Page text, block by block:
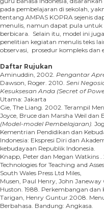
pada pembelajaran di sekolah,
tentang AMPAS KOPRA sejenis
menulis, namun dapat pula
berbicara. Selain itu, model ini
penelitian kegiatan menulis teks
observasi, prosedur kompleks dan
Daftar Rujukan
Aminuddin, 2002. Pengantar
Dawson, Roger. 2010. Seni
Kesuksesan Anda (Secret of
Utama: Jakarta
Gie, The Liang. 2002. Terampil
Joyce, Bruce dan Marsha Weil dan
(Model-model Pembelajaran).
Kementrian Pendidikan dan
Indonesia: Ekspresi Diri dan
kebudayaan Republik Indonesia.
Knapp, Peter dan Megan Watkins
Technologies for Teaching and
South Wales Press Ltd Miles,
Musen, Paul Henry, John
Huston. 1988. Perkembangan
Tarigan, Henry Guntur.2008.
Berbahasa. Bandung: Angkasa.